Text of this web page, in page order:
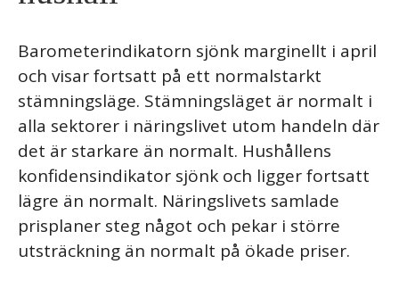
Barometerindikatorn sjönk marginellt i april
och visar fortsatt på ett normalstarkt
stämningsläge. Stämningsläget är normalt i
alla sektorer i näringslivet utom handeln där
det är starkare än normalt. Hushållens
konfidensindikator sjönk och ligger fortsatt
lägre än normalt. Näringslivets samlade
prisplaner steg något och pekar i större
utsträckning än normalt på ökade priser.